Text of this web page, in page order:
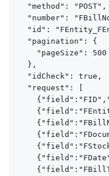
  "method": "POST",
"number":
"id":
  "pagination": {
    "pageSize": 500
  },
  "idCheck": true,
  "request": [